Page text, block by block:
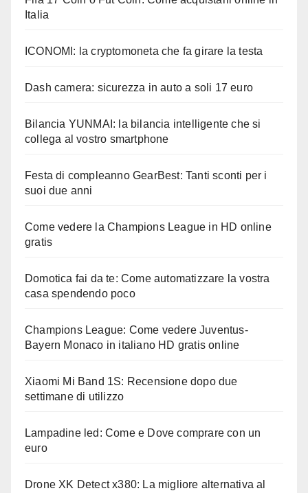
Italia
ICONOMI: la cryptomoneta che fa girare la testa
Dash camera: sicurezza in auto a soli 17 euro
Bilancia YUNMAI: la bilancia intelligente che si
collega al vostro smartphone
Festa di compleanno GearBest: Tanti sconti per i
suoi due anni
Come vedere la Champions League in HD online
gratis
Domotica fai da te: Come automatizzare la vostra
casa spendendo poco
Champions League: Come vedere Juventus-
Bayern Monaco in italiano HD gratis online
Xiaomi Mi Band 1S: Recensione dopo due
settimane di utilizzo
Lampadine led: Come e Dove comprare con un
euro
Drone XK Detect x380: La migliore alternativa al